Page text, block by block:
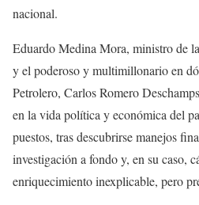
nacional.
Eduardo Medina Mora, ministro de
y el poderoso y multimillonario en
Petrolero, Carlos Romero
en la vida política y económica del
puestos, tras descubrirse manejos
investigación a fondo y, en su caso,
enriquecimiento inexplicable, pero